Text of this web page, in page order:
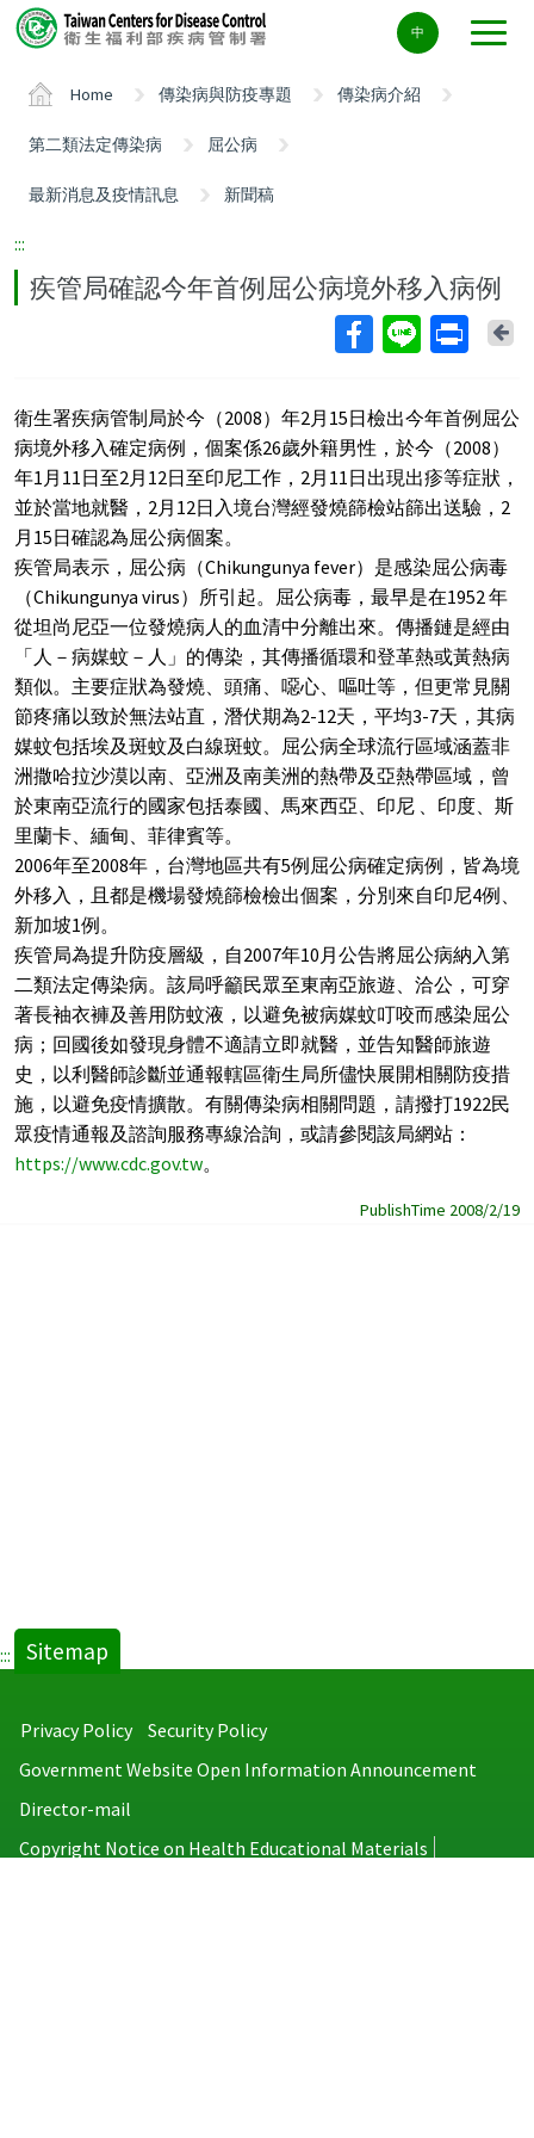
Center
block
中
Home 傳染病與防疫專題 傳染病介紹
第二類法定傳染病 屈公病
最新消息及疫情訊息 新聞稿
:::
疾管局確認今年首例屈公病境外移入病例
衛生署疾病管制局於今（2008）年2月15日檢出今年首例屈公
病境外移入確定病例，個案係26歲外籍男性，於今（2008）
年1月11日至2月12日至印尼工作，2月11日出現出疹等症狀，
並於當地就醫，2月12日入境台灣經發燒篩檢站篩出送驗，2
月15日確認為屈公病個案。
疾管局表示，屈公病（Chikungunya fever）是感染屈公病毒
（Chikungunya virus）所引起。屈公病毒，最早是在1952 年
從坦尚尼亞一位發燒病人的血清中分離出來。傳播鏈是經由
「人－病媒蚊－人」的傳染，其傳播循環和登革熱或黃熱病
類似。主要症狀為發燒、頭痛、噁心、嘔吐等，但更常見關
節疼痛以致於無法站直，潛伏期為2-12天，平均3-7天，其病
媒蚊包括埃及斑蚊及白線斑蚊。屈公病全球流行區域涵蓋非
洲撒哈拉沙漠以南、亞洲及南美洲的熱帶及亞熱帶區域，曾
於東南亞流行的國家包括泰國、馬來西亞、印尼 、印度、斯
里蘭卡、緬甸、菲律賓等。
2006年至2008年，台灣地區共有5例屈公病確定病例，皆為境
外移入，且都是機場發燒篩檢檢出個案，分別來自印尼4例、
新加坡1例。
疾管局為提升防疫層級，自2007年10月公告將屈公病納入第
二類法定傳染病。該局呼籲民眾至東南亞旅遊、洽公，可穿
著長袖衣褲及善用防蚊液，以避免被病媒蚊叮咬而感染屈公
病；回國後如發現身體不適請立即就醫，並告知醫師旅遊
史，以利醫師診斷並通報轄區衛生局所儘快展開相關防疫措
施，以避免疫情擴散。有關傳染病相關問題，請撥打1922民
眾疫情通報及諮詢服務專線洽詢，或請參閱該局網站：
https://www.cdc.gov.tw。
PublishTime 2008/2/19
::: Sitemap
Privacy Policy
Security Policy
Government Website Open Information Announcement
Director-mail
Copyright Notice on Health Educational Materials